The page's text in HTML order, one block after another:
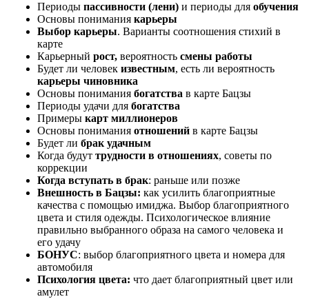
Периоды пассивности (лени) и периоды для обучения
Основы понимания карьеры
Выбор карьеры. Варианты соотношения стихий в
карте
Карьерный рост, вероятность смены работы
Будет ли человек известным, есть ли вероятность
карьеры чиновника
Основы понимания богатства в карте Бацзы
Периоды удачи для богатства
Примеры карт миллионеров
Основы понимания отношений в карте Бацзы
Будет ли брак удачным
Когда будут трудности в отношениях, советы по
коррекции
Когда вступать в брак: раньше или позже
Внешность в Бацзы: как усилить благоприятные
качества с помощью имиджа. Выбор благоприятного
цвета и стиля одежды. Психологическое влияние
правильно выбранного образа на самого человека и
его удачу
БОНУС: выбор благоприятного цвета и номера для
автомобиля
Психология цвета: что дает благоприятный цвет или
амулет